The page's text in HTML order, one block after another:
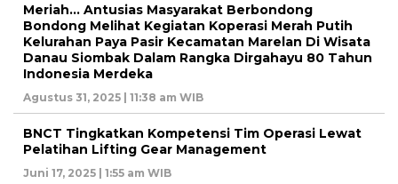
Meriah… Antusias Masyarakat Berbondong
Bondong Melihat Kegiatan Koperasi Merah Putih
Kelurahan Paya Pasir Kecamatan Marelan Di Wisata
Danau Siombak Dalam Rangka Dirgahayu 80 Tahun
Indonesia Merdeka
Agustus 31, 2025 | 11:38 am WIB
BNCT Tingkatkan Kompetensi Tim Operasi Lewat
Pelatihan Lifting Gear Management
Juni 17, 2025 | 1:55 am WIB